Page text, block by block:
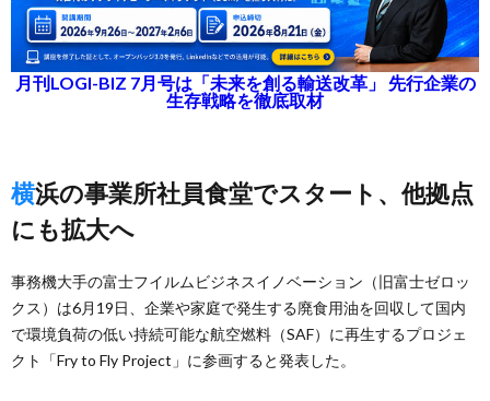
月刊LOGI-BIZ 7月号は「未来を創る輸送改革」 先行企業の
生存戦略を徹底取材
横浜の事業所社員食堂でスタート、他拠点
にも拡大へ
事務機大手の富士フイルムビジネスイノベーション（旧富士ゼロッ
クス）は6月19日、企業や家庭で発生する廃食用油を回収して国内
で環境負荷の低い持続可能な航空燃料（SAF）に再生するプロジェ
クト「Fry to Fly Project」に参画すると発表した。